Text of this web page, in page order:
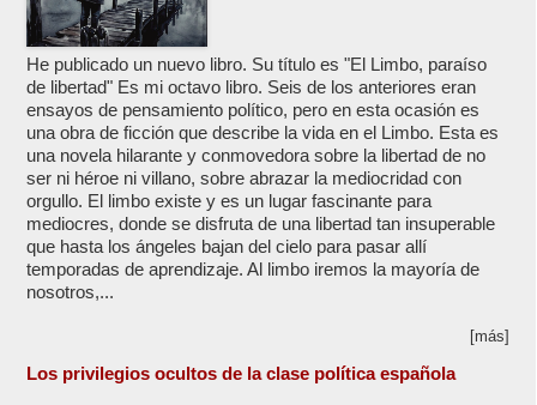
He publicado un nuevo libro. Su título es "El Limbo, paraíso
de libertad" Es mi octavo libro. Seis de los anteriores eran
ensayos de pensamiento político, pero en esta ocasión es
una obra de ficción que describe la vida en el Limbo. Esta es
una novela hilarante y conmovedora sobre la libertad de no
ser ni héroe ni villano, sobre abrazar la mediocridad con
orgullo. El limbo existe y es un lugar fascinante para
mediocres, donde se disfruta de una libertad tan insuperable
que hasta los ángeles bajan del cielo para pasar allí
temporadas de aprendizaje. Al limbo iremos la mayoría de
nosotros,...
[más]
Los privilegios ocultos de la clase política española